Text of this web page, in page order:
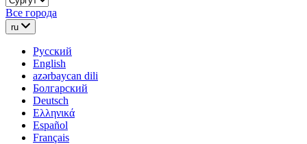
Все города
ru
Русский
English
azərbaycan dili
Болгарский
Deutsch
Ελληνικά
Español
Français